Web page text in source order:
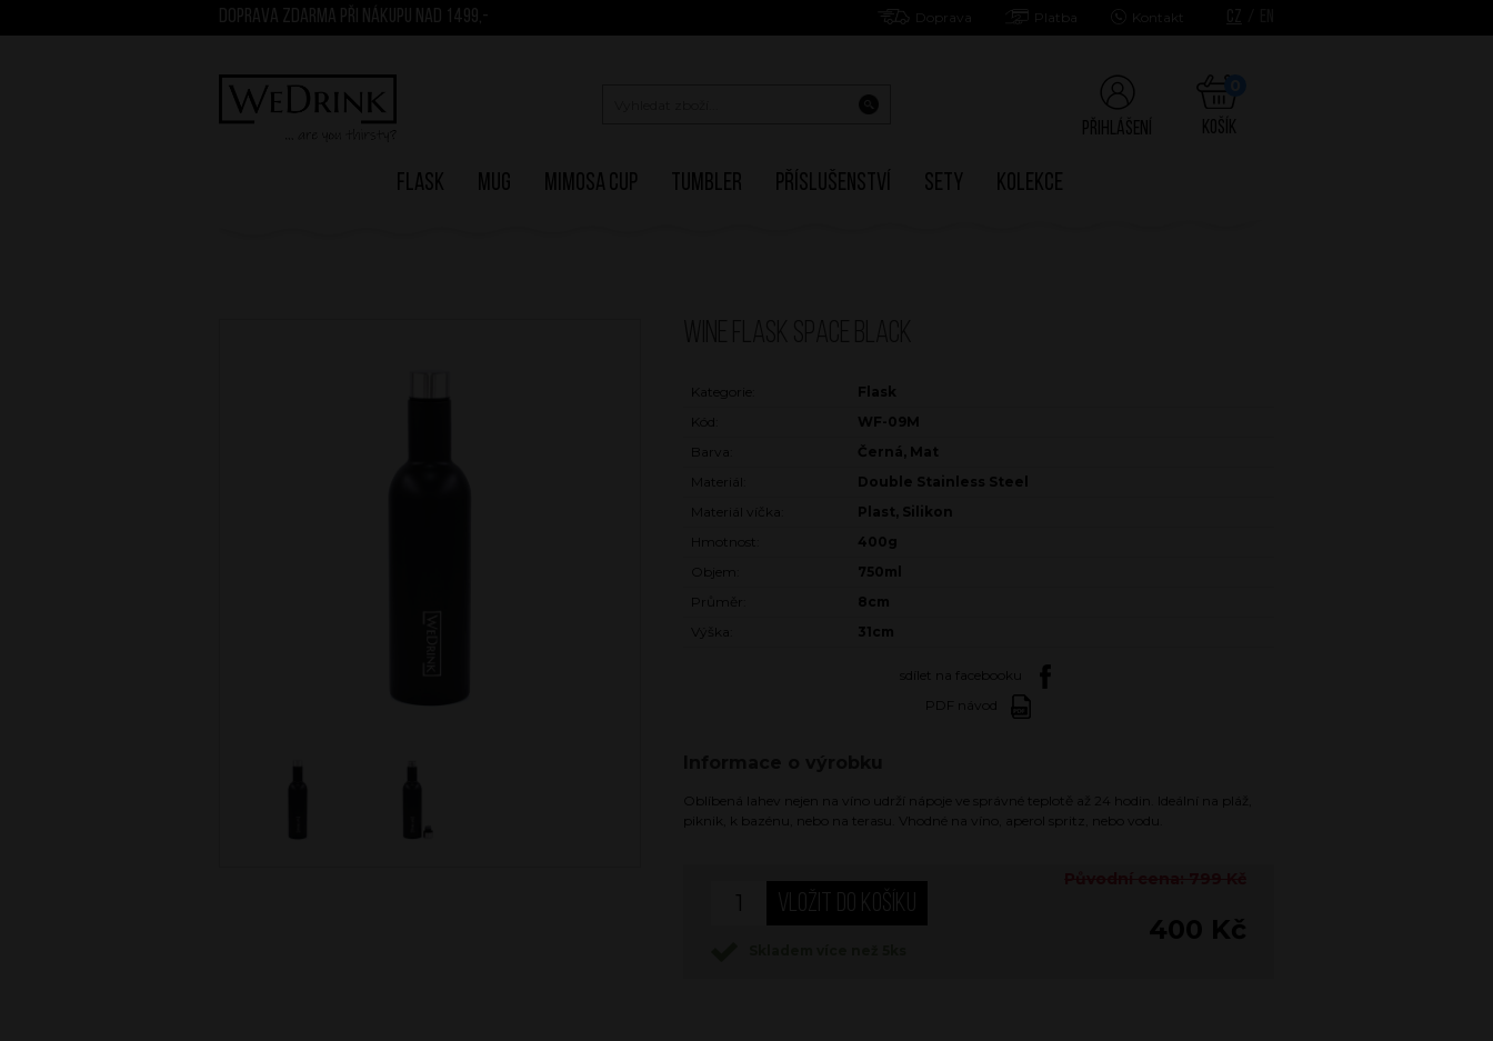
DOPRAVA ZDARMA PŘI NÁKUPU NAD 1499,- Doprava Platba Kontakt
Flask Mug Mimosa Cup Tumbler Příslušenství Sety Kolekce
Přihlášení Košík
Kategorie:
Flask
Kód:
WF-09M
Barva:
Černá, Mat
Materiál:
Double Stainless Steel
Materiál víčka:
Plast, Silikon
Hmotnost:
400g
Objem:
750ml
Průměr:
8cm
Výška:
31cm
sdílet na facebooku
PDF návod
Oblíbená lahev nejen na víno udrží nápoje ve správné teplotě až 24 hodin. Ideální na pláž,
piknik, k bazénu, nebo na terasu. Vhodné na víno, aperol spritz, nebo vodu.